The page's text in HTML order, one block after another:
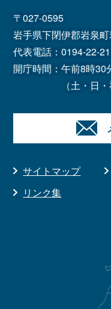
〒027-0595
岩手県下閉伊郡岩泉
代表電話：0194-22-
開庁時間：午前8時30
（土・日
サイトマップ
リンク集